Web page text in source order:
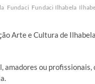
Fundaci Fundaci Ilhabela
Arte e Cultura de
ou profissionais,